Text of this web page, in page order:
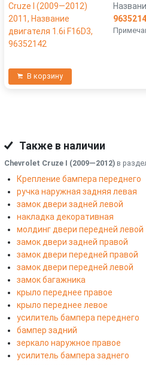
В корзину
Также в наличии
Chevrolet Cruze I (2009—2012) в
Крепление бампера переднего
ручка наружная задняя левая
замок двери задней левой
накладка декоративная
молдинг двери передней левой
замок двери задней правой
замок двери передней правой
замок двери передней левой
замок багажника
крыло переднее правое
крыло переднее левое
усилитель бампера переднего
бампер задний
зеркало наружное правое
усилитель бампера заднего